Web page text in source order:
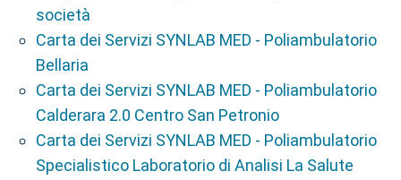
società
Carta dei Servizi SYNLAB MED - Poliambulatorio
Bellaria
Carta dei Servizi SYNLAB MED - Poliambulatorio
Calderara 2.0 Centro San Petronio
Carta dei Servizi SYNLAB MED - Poliambulatorio
Specialistico Laboratorio di Analisi La Salute